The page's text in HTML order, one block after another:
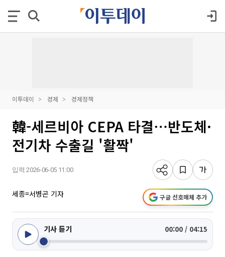
이투데이 경제 경제정책
韓-세르비아 CEPA 타결⋯반도체·
전기차 수출길 '활짝'
입력 2026-06-05 11:00
세종=서병곤 기자 구글 선호매체 추가
기사 듣기 00:00 / 04:15